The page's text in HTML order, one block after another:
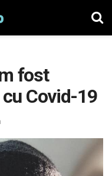
fost
Covid-19